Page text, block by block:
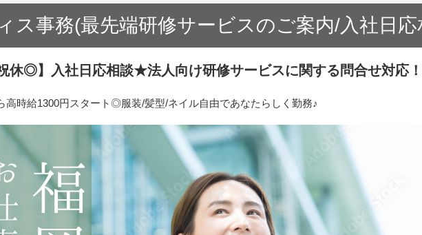
ス事務(最先端研修サービスのご案内/入社日
祝休◎】入社日応相談★法人向け研修サービスに関する問合せ対応！
高時給1300円スタート◎服装/髪型/ネイル自由であなたらしく勤務♪